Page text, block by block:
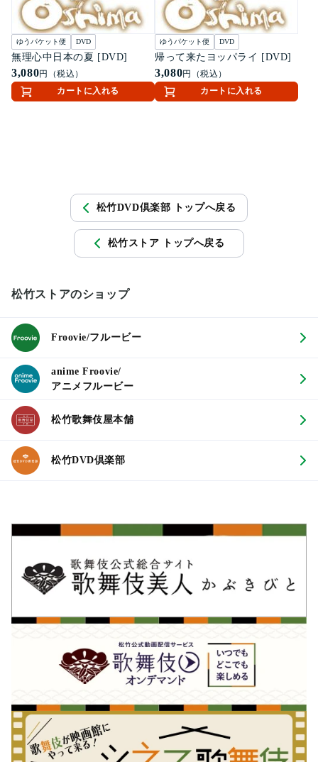
ゆうパケット便 DVD
無理心中日本の夏 [DVD]
3,080円（税込）
カートに入れる
ゆうパケット便 DVD
帰って来たヨッパライ [DVD]
3,080円（税込）
カートに入れる
松竹DVD倶楽部 トップへ戻る
松竹ストア トップへ戻る
松竹ストアのショップ
Froovie/フルービー
anime Froovie/
アニメフルービー
松竹歌舞伎屋本舗
松竹DVD倶楽部